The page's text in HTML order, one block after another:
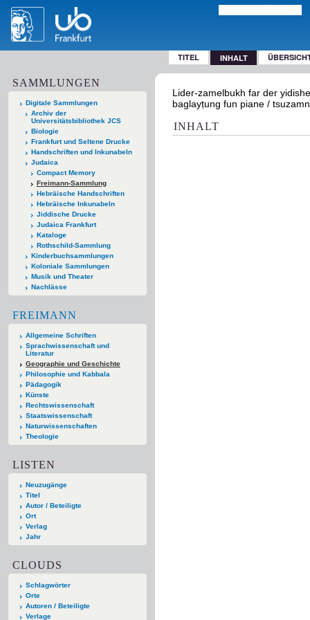
TITEL INHALT
SAMMLUNGEN
Digitale Sammlungen
Archiv der
Universitätsbibliothek JCS
Biologie
Frankfurt und Seltene Drucke
Handschriften und Inkunabeln
Judaica
Compact Memory
Freimann-Sammlung
Hebräische Handschriften
Hebräische Inkunabeln
Jiddische Drucke
Judaica Frankfurt
Kataloge
Rothschild-Sammlung
Kinderbuchsammlungen
Koloniale Sammlungen
Musik und Theater
Nachlässe
FREIMANN
Allgemeine Schriften
Sprachwissenschaft und
Literatur
Geographie und Geschichte
Philosophie und Kabbala
Pädagogik
Künste
Rechtswissenschaft
Staatswissenschaft
Naturwissenschaften
Theologie
LISTEN
Neuzugänge
Titel
Autor / Beteiligte
Ort
Verlag
Jahr
CLOUDS
Schlagwörter
Orte
Autoren / Beteiligte
Verlage
Lider-zamelbukh far der
baglayṭung fun piane /
INHALT